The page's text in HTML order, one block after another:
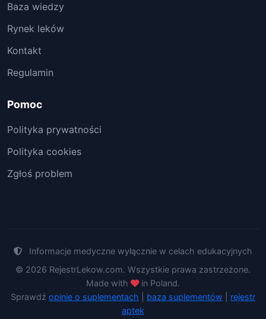
Baza wiedzy
Rynek leków
Kontakt
Regulamin
Pomoc
Polityka prywatności
Polityka cookies
Zgłoś problem
Informacje medyczne wyłącznie w celach edukacyjnych
© 2026 RejestrLekow.com. Wszystkie prawa zastrzeżone.
Made with
in Poland.
Sprawdź opinie o suplementach baza suplementów
rejestr
aptek